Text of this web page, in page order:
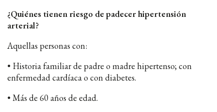
¿Quiénes tienen riesgo de padecer hipertensión
arterial?
Aquellas personas con:
• Historia familiar de padre o madre hipertenso; con
enfermedad cardíaca o con diabetes.
• Más de 60 años de edad.